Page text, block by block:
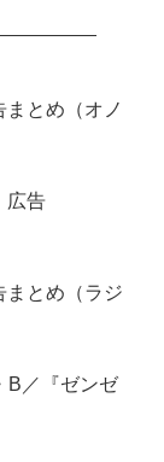
とめ（オノ
広告
まとめ（ラジ
B／『ゼンゼ